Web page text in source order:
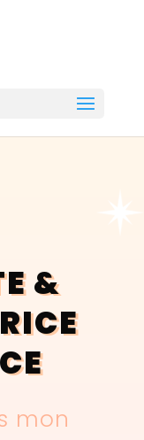
&
mon